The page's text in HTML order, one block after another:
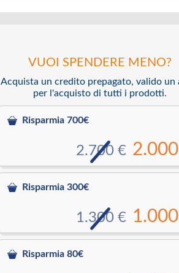
VUOI SPENDERE MENO?
Acquista un credito prepagato, valido un
per l'acquisto di tutti i prodotti.
Risparmia 700€
2.700 €
Risparmia 300€
1.300 €
Risparmia 80€